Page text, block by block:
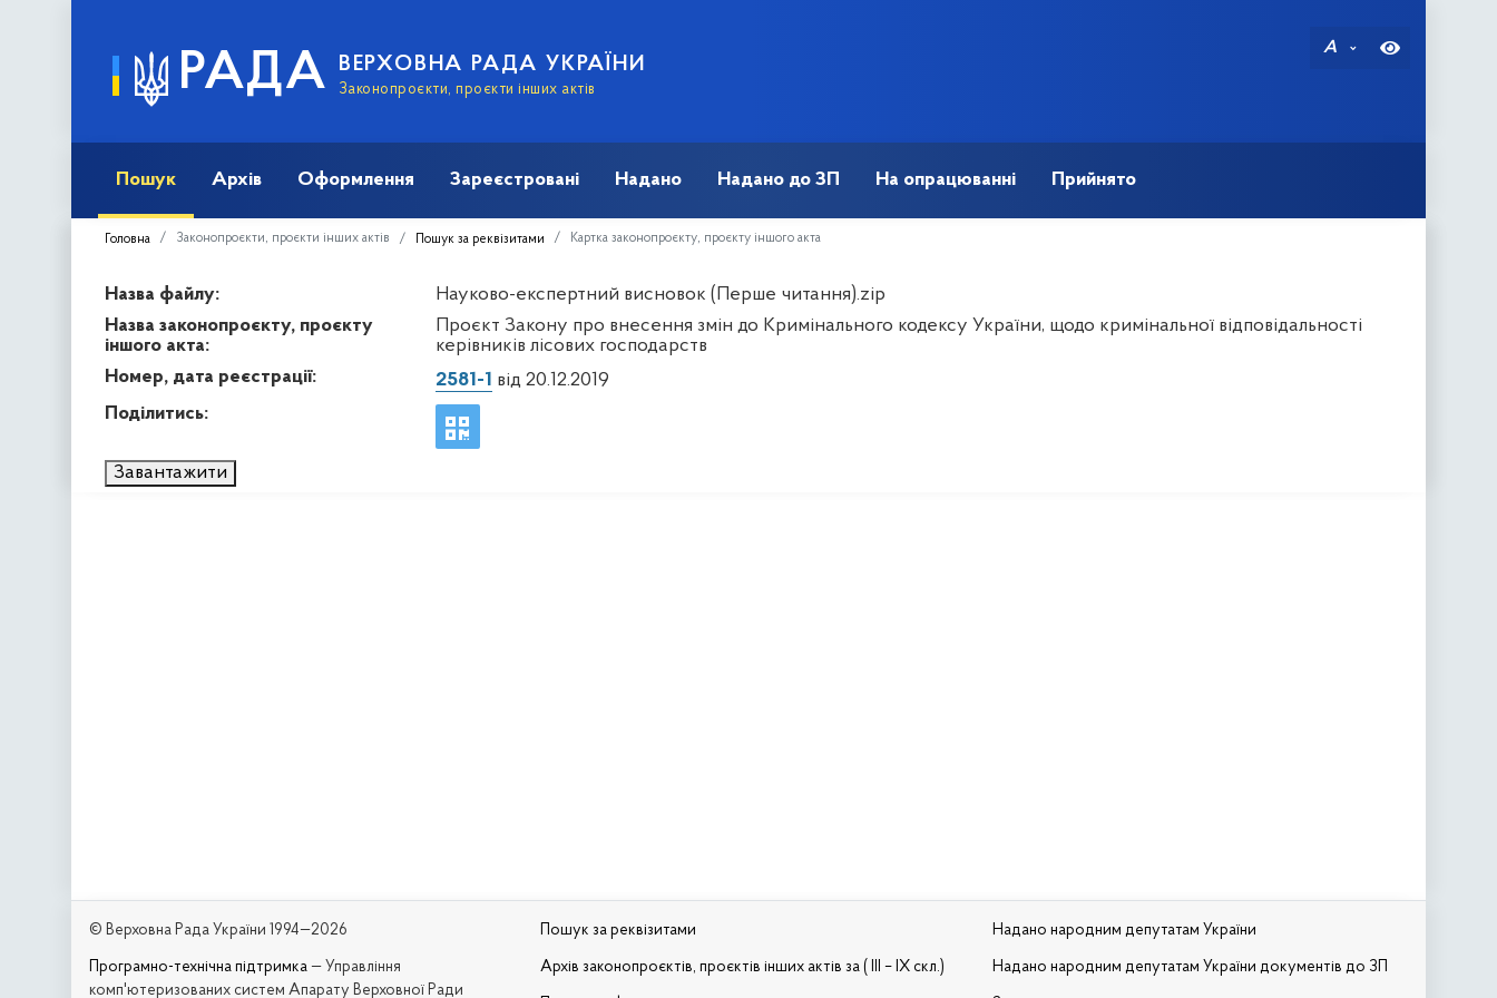
РАДА ВЕРХОВНА РАДА УКРАЇНИ
Законопроєкти, проєкти інших актів
A
Пошук Архів Оформлення Зареєстровані Надано Надано до ЗП На опрацюванні Прийнято
Головна Законопроєкти, проєкти інших актів Пошук за реквізитами Картка законопроєкту, проєкту іншого акта
Назва файлу:
Науково-експертний висновок (Перше читання).zip
Назва законопроєкту, проєкту
іншого акта:
Проєкт Закону про внесення змін до Кримінального кодексу України, щодо кримінальної відповідальності
керівників лісових господарств
Номер, дата реєстрації:
2581-1 від 20.12.2019
Поділитись:
Завантажити
© Верховна Рада України 1994—2026
Програмно-технічна підтримка — Управління
комп'ютеризованих систем Апарату Верховної Ради
Пошук за реквізитами
Архів законопроєктів, проєктів інших актів за ( III – IX скл.)
Надано народним депутатам України
Надано народним депутатам України документів до ЗП